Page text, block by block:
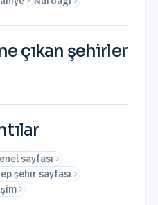
çıkan şehirler
sayfası
şehir sayfası